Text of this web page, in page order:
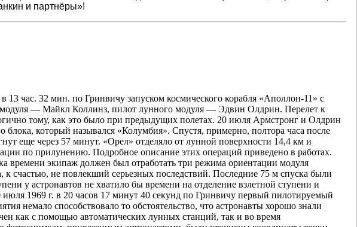
и партнёры»!
час. 32 мин. по Гринвичу запуском космического корабля «Аполлон-11» с
— Майкл Коллинз, пилот лунного модуля — Эдвин Олдрин. Перелет к
тому, как это было при предыдущих полетах. 20 июля Армстронг и Олдрин
который назывался «Колумбия». Спустя, примерно, полтора часа после
еще через 57 минут. «Орел» отделяло от лунной поверхности 14,4 км и
по прилунению. Подробное описание этих операций приведено в работах.
времени экипаж должен был отработать три режима ориентации модуля
счастью, не повлекший серьезных последствий. Последние 75 м спуска были
у астронавтов не хватило бы времени на отделение взлетной ступени и
1969 г. в 20 часов 17 минут 40 секунд по Гринвичу первый пилотируемый
немало способствовало то обстоятельство, что астронавты хорошо знали
как с помощью автоматических лунных станций, так и во время